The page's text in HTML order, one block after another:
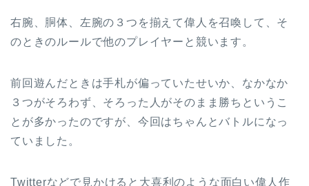
右腕、胴体、左腕の３つを揃えて偉人を召喚して、そ
のときのルールで他のプレイヤーと競います。
前回遊んだときは手札が偏っていたせいか、なかなか
３つがそろわず、そろった人がそのまま勝ちというこ
とが多かったのですが、今回はちゃんとバトルになっ
ていました。
Twitterなどで見かけると大喜利のような面白い偉人作